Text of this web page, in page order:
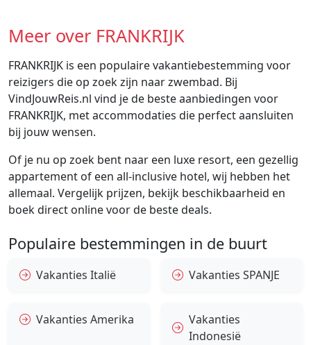
Meer over FRANKRIJK
FRANKRIJK is een populaire vakantiebestemming voor
reizigers die op zoek zijn naar zwembad. Bij
VindJouwReis.nl vind je de beste aanbiedingen voor
FRANKRIJK, met accommodaties die perfect aansluiten
bij jouw wensen.
Of je nu op zoek bent naar een luxe resort, een gezellig
appartement of een all-inclusive hotel, wij hebben het
allemaal. Vergelijk prijzen, bekijk beschikbaarheid en
boek direct online voor de beste deals.
Populaire bestemmingen in de buurt
Vakanties Italië Vakanties SPANJE
Vakanties Amerika
Vakanties
Indonesië